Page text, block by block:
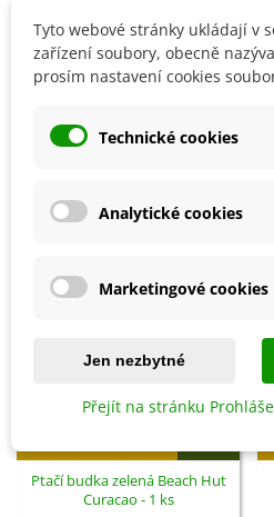
Detaily produktu
SOUVISEJÍCÍ PRODUKTY
Ptačí budka zelená Beach Hut
Curacao - 1 ks
Tyto webové stránky ukládají v
zařízení soubory, obecně
prosím nastavení cookies
Technické cookies
Analytické cookies
Marketingové cookies
Jen nezbytné
Přejít na stránku